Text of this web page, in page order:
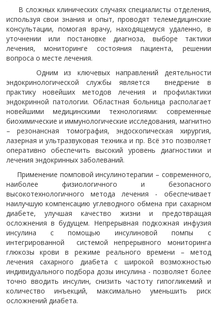
В сложных клинических случаях специалисты отделения,
используя свои знания и опыт, проводят телемедицинские
консультации, помогая врачу, находящемуся удаленно, в
уточнении или постановке диагноза, выборе тактики
лечения, мониторинге состояния пациента, решении
вопроса о месте лечения.
Одним из ключевых направлений деятельности
эндокринологической службы является внедрение в
практику новейших методов лечения и профилактики
эндокринной патологии. Областная больница располагает
новейшими медицинскими технологиями: современные
биохимические и иммунологические исследования, магнитно
– резонансная томография, эндоскопическая хирургия,
лазерная и ультразвуковая техника и пр. Всё это позволяет
оперативно обеспечить высокий уровень диагностики и
лечения эндокринных заболеваний.
Применение помповой инсулинотерапии – современного,
наиболее физиологичного и безопасного
высокотехнологичного метода лечения - обеспечивает
наилучшую компенсацию углеводного обмена при сахарном
диабете, улучшая качество жизни и предотвращая
осложнения в будущем. Непрерывная подкожная инфузия
инсулина с помощью инсулиновой помпы с
интегрированной системой непрерывного мониторинга
глюкозы крови в режиме реального времени – метод
лечения сахарного диабета с широкой возможностью
индивидуального подбора дозы инсулина - позволяет более
точно вводить инсулин, снизить частоту гипогликемий и
количество инъекций, максимально уменьшить риск
осложнений диабета.